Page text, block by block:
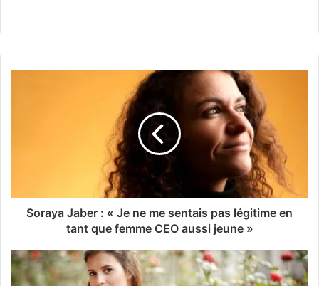
Soraya Jaber : « Je ne me sentais pas légitime en
tant que femme CEO aussi jeune »